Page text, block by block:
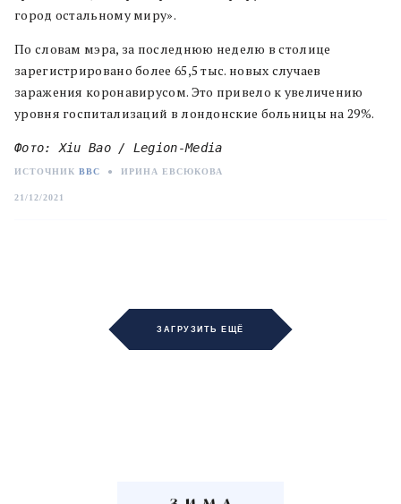
город остальному миру».
По словам мэра, за последнюю неделю в столице
зарегистрировано более 65,5 тыс. новых случаев
заражения коронавирусом. Это привело к увеличению
уровня госпитализаций в лондонские больницы на 29%.
Фото: Xiu Bao / Legion-Media
ИСТОЧНИК BBC ● ИРИНА ЕВСЮКОВА
21/12/2021
ЗАГРУЗИТЬ ЕЩЁ